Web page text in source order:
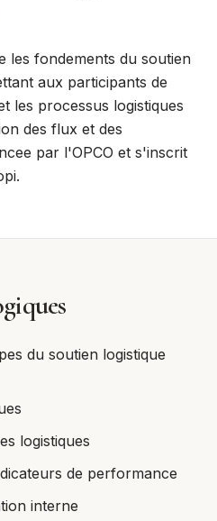
les fondements du soutien
aux participants de
les processus logistiques
des flux et des
par l'OPCO et s'inscrit
du soutien logistique
logistiques
de performance
interne